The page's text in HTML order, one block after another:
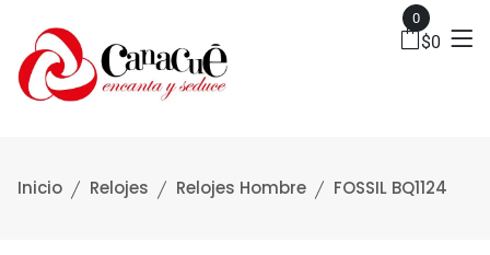
0
$0
Inicio Relojes Relojes Hombre FOSSIL BQ1124